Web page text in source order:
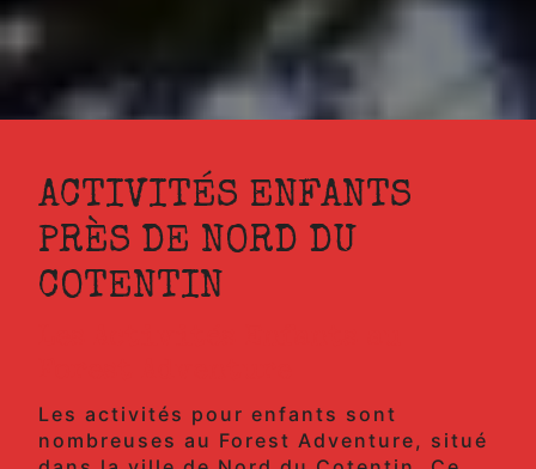
ACTIVITÉS ENFANTS
PRÈS DE NORD DU
COTENTIN
Les activités pour enfants sont
nombreuses au Forest Adventure, situé